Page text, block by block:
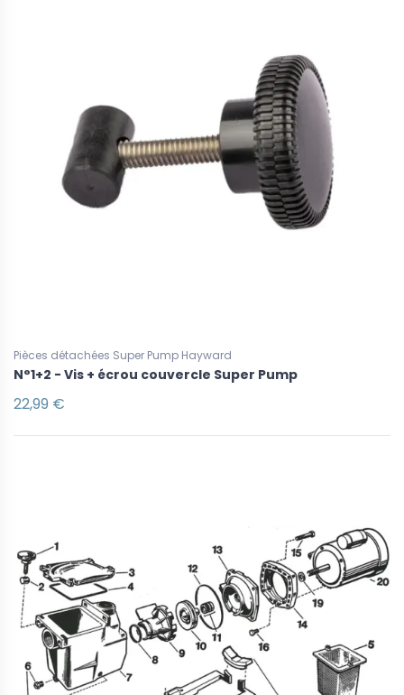
Pièces détachées Super Pump Hayward
N°1+2 - Vis + écrou couvercle Super Pump
22,99 €